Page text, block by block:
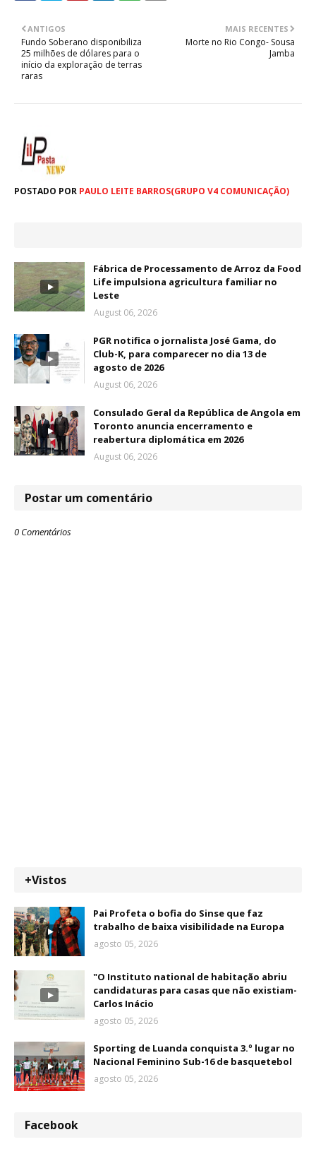
MAIS RECENTES
Morte no Rio Congo- Sousa
Jamba
ANTIGOS
Fundo Soberano disponibiliza
25 milhões de dólares para o
início da exploração de terras
raras
POSTADO POR PAULO LEITE BARROS(GRUPO V4 COMUNICAÇÃO)
Fábrica de Processamento de Arroz da Food
Life impulsiona agricultura familiar no
Leste
August 06, 2026
PGR notifica o jornalista José Gama, do
Club-K, para comparecer no dia 13 de
agosto de 2026
August 06, 2026
Consulado Geral da República de Angola em
Toronto anuncia encerramento e
reabertura diplomática em 2026
August 06, 2026
Postar um comentário
0 Comentários
+Vistos
Pai Profeta o bofia do Sinse que faz
trabalho de baixa visibilidade na Europa
agosto 05, 2026
"O Instituto national de habitação abriu
candidaturas para casas que não existiam-
Carlos Inácio
agosto 05, 2026
Sporting de Luanda conquista 3.º lugar no
Nacional Feminino Sub-16 de basquetebol
agosto 05, 2026
Facebook